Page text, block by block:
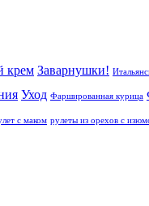
крем Заварнушки!
Уход Фаршированная курица
с маком рулеты из орехов с